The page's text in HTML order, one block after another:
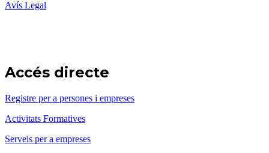
Avís Legal
Accés directe
Registre per a persones i empreses
Activitats Formatives
Serveis per a empreses